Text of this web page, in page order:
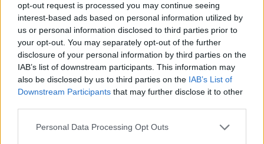
opt-out request is processed you may continue seeing
interest-based ads based on personal information utilized by
us or personal information disclosed to third parties prior to
your opt-out. You may separately opt-out of the further
disclosure of your personal information by third parties on the
IAB’s list of downstream participants. This information may
also be disclosed by us to third parties on the IAB’s List of
Downstream Participants that may further disclose it to other
Personal Data Processing Opt Outs
«Γράφουνε “Σύννεφα στη σχέση Λιάγκα –
ΑΝΤ1”. Σε αυτές τις περιπτώσεις τι μένει
στον κόσμο; Ότι με διώχνει ο ΑΝΤ1. Μετά
σου λέει ο δημοσιογράφος “εγώ δεν
έγραψα ότι φεύγεις αλλά ότι υπάρχουν
σύννεφα”. Εδώ βγήκαν κάποιοι να γράψουν